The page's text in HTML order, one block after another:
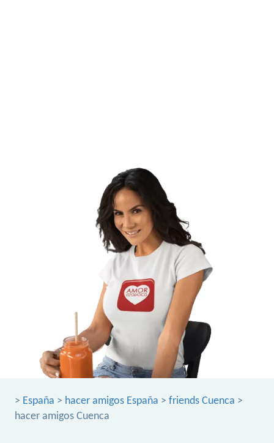
> España > hacer amigos España > friends Cuenca >
hacer amigos Cuenca